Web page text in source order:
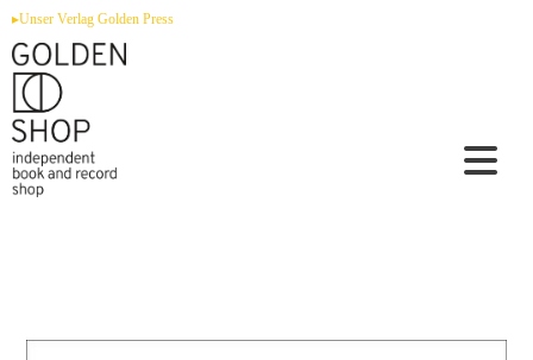
Zum
springen
▸Unser Verlag Golden Press